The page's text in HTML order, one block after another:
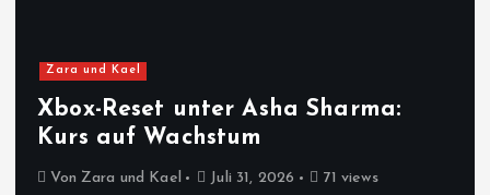
Zara und Kael
Xbox-Reset unter Asha Sharma:
Kurs auf Wachstum
Von Zara und Kael Juli 31, 2026 71 views